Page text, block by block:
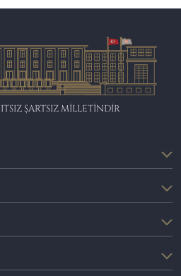
ŞARTSIZ MİLLETİNDİR